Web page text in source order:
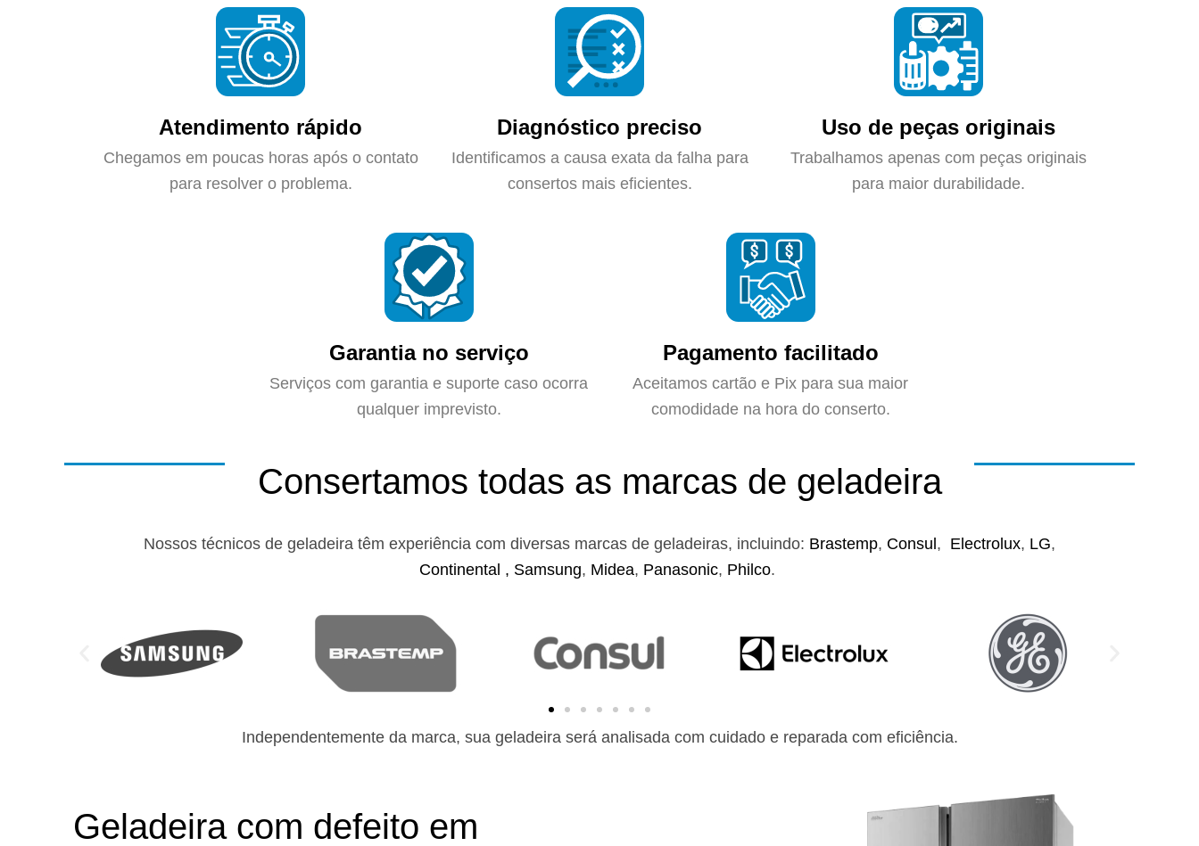
Atendimento rápido
Chegamos em poucas horas após o contato
para resolver o problema.
Diagnóstico preciso
Identificamos a causa exata da falha para
consertos mais eficientes.
Uso de peças originais
Trabalhamos apenas com peças originais
para maior durabilidade.
Garantia no serviço
Serviços com garantia e suporte caso ocorra
qualquer imprevisto.
Pagamento facilitado
Aceitamos cartão e Pix para sua maior
comodidade na hora do conserto.
Consertamos todas as marcas de geladeira
Nossos técnicos de geladeira têm experiência com diversas marcas de geladeiras, incluindo: Brastemp, Consul , Electrolux, LG,
Continental , Samsung, Midea, Panasonic, Philco.
Independentemente da marca, sua geladeira será analisada com cuidado e reparada com eficiência.
Geladeira com defeito em